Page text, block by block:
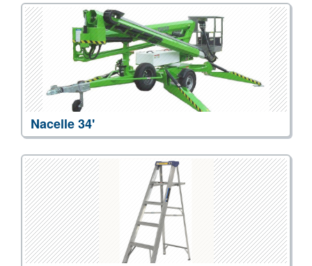
Nacelle 34'